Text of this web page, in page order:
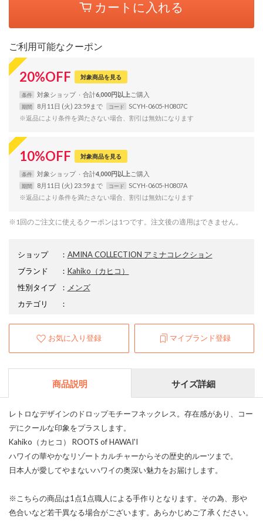
カートに入れる
ご利用可能なクーポン
20%OFF 対象商品を見る
条件 対象ショップ 合計6,000円以上
期間 8月11日 (火) 23:59まで コード
SCYH-0605-H0807C
※返品により条件を満たさない場合、割引は無効になります
10%OFF 対象商品を見る
条件 対象ショップ 合計4,000円以上
期間 8月11日 (火) 23:59まで コード
SCYH-0605-H0807A
※返品により条件を満たさない場合、割引は無効になります
※1回のご注文に使えるクーポンは1つです。注文後の適用はできません。
ショップ ： AMINA COLLECTION アミナコレクション
ブランド
： Kahiko （カヒコ）
性別タイプ
： メンズ
カテゴリ
：
お気に入り登録 マイブランド登録
商品説明 サイズ詳細
レトロなデザインのドロップモチーフネックレス。存在感があり、コー
デにクールな印象をプラスします。
Kahiko（カヒコ） ROOTS of HAWAI'I
ハワイの華やかなリゾートカルチャーからその歴史的ルーツまで。
日本人が愛してやまないハワイの奥深い魅力をお届けします。
※こちらの商品は1点1点職人による手作りとなります。その為、形や
色合いなど若干異なる場合がございます。あらかじめご了承ください。